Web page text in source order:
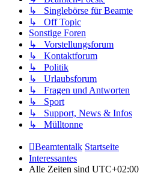
↳ Singlebörse für Beamte
↳ Off Topic
Sonstige Foren
↳ Vorstellungsforum
↳ Kontaktforum
↳ Politik
↳ Urlaubsforum
↳ Fragen und Antworten
↳ Sport
↳ Support, News & Infos
↳ Mülltonne
Beamtentalk Startseite
Interessantes
Alle Zeiten sind UTC+02:00